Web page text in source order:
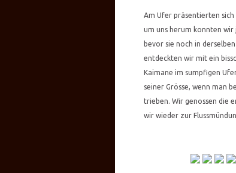
Am Ufer präsentierten
um uns herum konnten wir
bevor sie noch in
entdeckten wir mit ein
Kaimane im sumpfigen
seiner Grösse, wenn man
trieben. Wir genossen die
wir wieder zur